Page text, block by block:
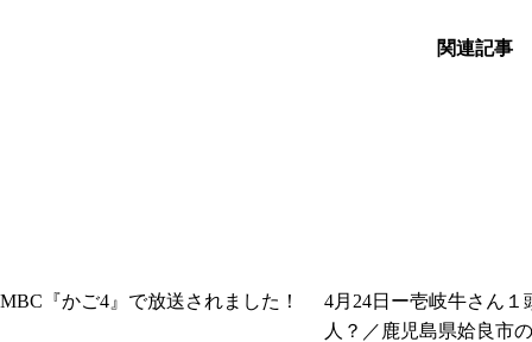
関連記事
MBC『かご4』で放送されました！
4月24日ー壱岐牛さん１
人？／鹿児島県姶良市